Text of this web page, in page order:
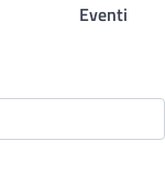
Eventi
-